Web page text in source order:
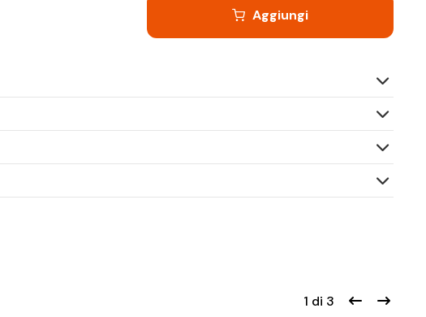
Aggiungi
1 di 3